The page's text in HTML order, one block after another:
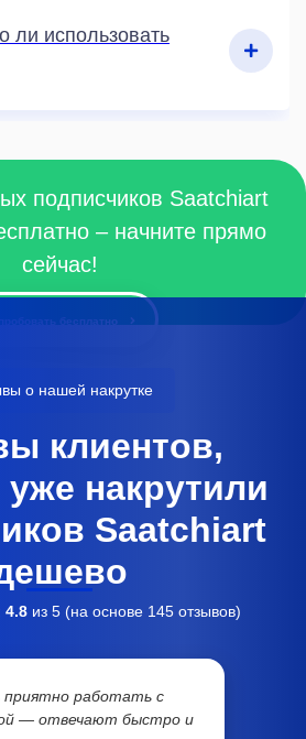
ли использовать
подписчиков Saatchiart
– начните прямо
сейчас!
бесплатно
о нашей накрутке
клиентов,
накрутили
Saatchiart
4.8 из 5 (на основе 145 отзывов)
приятно работать с
— отвечают быстро и